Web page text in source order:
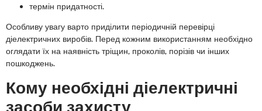
термін придатності.
Особливу увагу варто приділити періодичній перевірці
діелектричних виробів. Перед кожним використанням необхідно
оглядати їх на наявність тріщин, проколів, порізів чи інших
пошкоджень.
Кому необхідні діелектричні
засоби захисту